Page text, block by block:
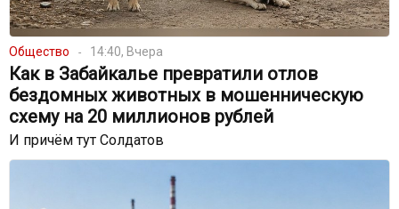
Общество 14:40, Вчера
Как в Забайкалье превратили отлов
бездомных животных в мошенническую
схему на 20 миллионов рублей
И причём тут Солдатов